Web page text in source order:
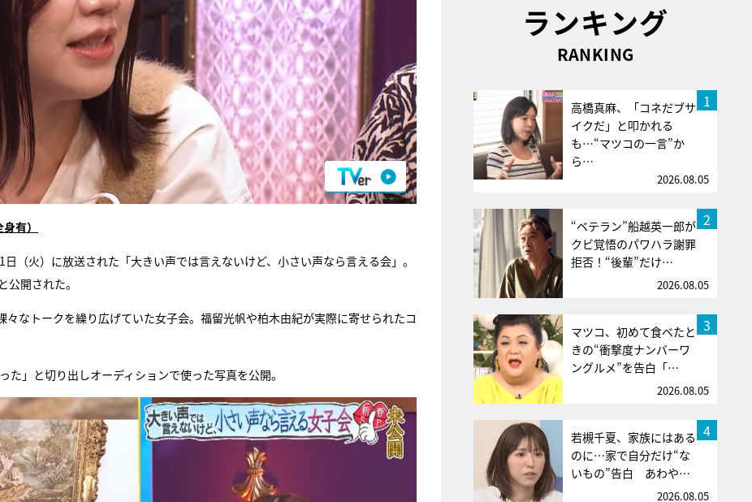
有）
（火）に放送された「大きい声では言えないけど、小さい声なら言える会」。
開された。
なトークを繰り広げていた女子会。福留光帆や柏木由紀が実際に寄せられたコ
」と切り出しオーディションで使った写真を公開。
ランキング
RANKING
1
高橋真麻、「コネだブサ
イクだ」と叩かれる
も…“マツコの一言”か
ら…
2026.08.05
2
“ベテラン”船越英一郎が
クビ覚悟のパワハラ謝罪
拒否！“後輩”だけ…
2026.08.05
3
マツコ、初めて食べたと
きの“衝撃度ナンバーワ
ングルメ”を告白「…
2026.08.05
4
若槻千夏、家族にはある
のに…家で自分だけ“な
いもの”告白 あわや…
2026.08.05